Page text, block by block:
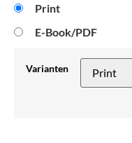
Print
E-Book/PDF
Varianten